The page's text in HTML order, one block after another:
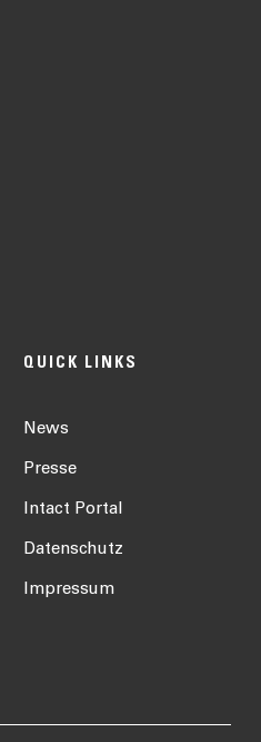
QUICK LINKS
News
Presse
Intact Portal
Datenschutz
Impressum